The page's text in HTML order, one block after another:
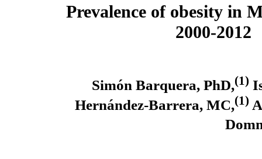
Prevalence of obesity in
2000-2012
Simón Barquera, PhD,(1)
Hernández-Barrera, MC,(1)